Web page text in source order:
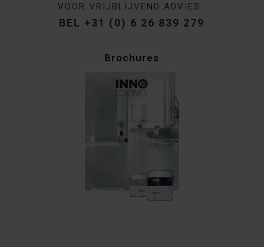
VOOR VRIJBLIJVEND ADVIES..
BEL +31 (0) 6 26 839 279
Brochures